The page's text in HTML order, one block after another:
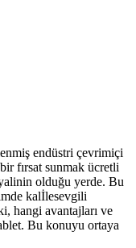
endüstri çevrimiçi
fırsat sunmak ücretli
olduğu yerde. Bu
kalİlesevgili
hangi avantajları ve
Bu konuyu ortaya